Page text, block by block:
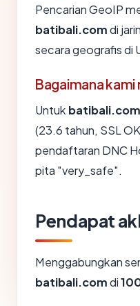
Pencarian GeoIP
batibali.comdi
secara geografis di
Bagaimana
Untuk batibali.com
(23.6 tahun, SSL
pendaftaran DNC
pita "very_safe".
Pendapat
Menggabungkan
batibali.comdi